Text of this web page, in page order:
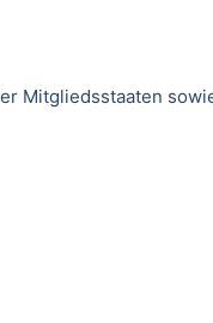
Mitgliedsstaaten